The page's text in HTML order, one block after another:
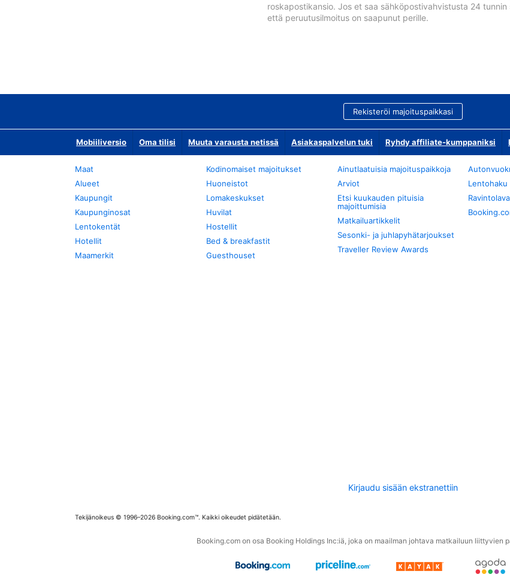
roskapostikansio. Jos et saa sähköpostivahvistusta 24
että peruutusilmoitus on saapunut perille.
Rekisteröi majoituspaikkasi
Mobiiliversio Oma tilisi Muuta varausta netissä Asiakaspalvelun tuki Ryhdy affiliate-kumppaniksi
Maat
Alueet
Kaupungit
Kaupunginosat
Lentokentät
Hotellit
Maamerkit
Kodinomaiset majoitukset
Huoneistot
Lomakeskukset
Huvilat
Hostellit
Bed & breakfastit
Guesthouset
Ainutlaatuisia majoituspaikkoja
Arviot
Etsi kuukauden pituisia
majoittumisia
Matkailuartikkelit
Sesonki- ja juhlapyhätarjoukset
Traveller Review Awards
Lentohaku
Kirjaudu sisään ekstranettiin
Tekijänoikeus © 1996–2026 Booking.com™. Kaikki oikeudet pidätetään.
Booking.com on osa Booking Holdings Inc:iä, joka on maailman johtava matkailuun liittyvien